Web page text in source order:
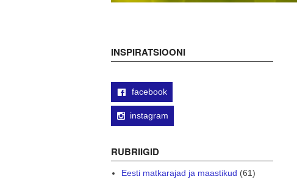
INSPIRATSIOONI
facebook
instagram
RUBRIIGID
Eesti matkarajad ja maastikud (61)